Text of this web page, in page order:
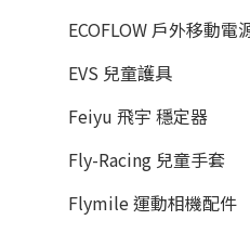
ECOFLOW 戶外移動電
EVS 兒童護具
Feiyu 飛宇 穩定器
Fly-Racing 兒童手套
Flymile 運動相機配件